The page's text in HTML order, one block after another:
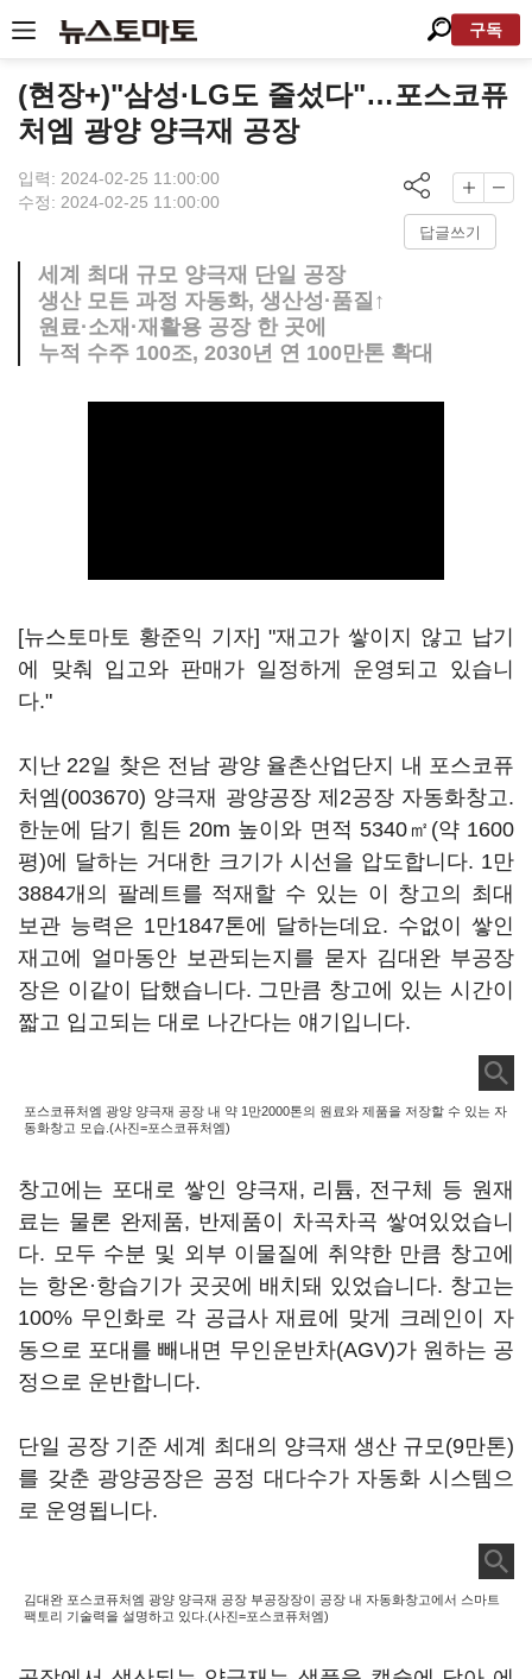
구독
(현장+)"삼성·LG도 줄섰다"…포스코퓨
처엠 광양 양극재 공장
입력: 2024-02-25 11:00:00
수정: 2024-02-25 11:00:00
답글쓰기
세계 최대 규모 양극재 단일 공장
생산 모든 과정 자동화, 생산성·품질↑
원료·소재·재활용 공장 한 곳에
누적 수주 100조, 2030년 연 100만톤 확대
[뉴스토마토 황준익 기자] "재고가 쌓이지 않고 납기
에 맞춰 입고와 판매가 일정하게 운영되고 있습니
다."
지난 22일 찾은 전남 광양 율촌산업단지 내 포스코퓨
처엠(003670) 양극재 광양공장 제2공장 자동화창고.
한눈에 담기 힘든 20m 높이와 면적 5340㎡(약 1600
평)에 달하는 거대한 크기가 시선을 압도합니다. 1만
3884개의 팔레트를 적재할 수 있는 이 창고의 최대
보관 능력은 1만1847톤에 달하는데요. 수없이 쌓인
재고에 얼마동안 보관되는지를 묻자 김대완 부공장
장은 이같이 답했습니다. 그만큼 창고에 있는 시간이
짧고 입고되는 대로 나간다는 얘기입니다.
포스코퓨처엠 광양 양극재 공장 내 약 1만2000톤의 원료와 제품을 저장할 수 있는 자
동화창고 모습.(사진=포스코퓨처엠)
창고에는 포대로 쌓인 양극재, 리튬, 전구체 등 원재
료는 물론 완제품, 반제품이 차곡차곡 쌓여있었습니
다. 모두 수분 및 외부 이물질에 취약한 만큼 창고에
는 항온·항습기가 곳곳에 배치돼 있었습니다. 창고는
100% 무인화로 각 공급사 재료에 맞게 크레인이 자
동으로 포대를 빼내면 무인운반차(AGV)가 원하는 공
정으로 운반합니다.
단일 공장 기준 세계 최대의 양극재 생산 규모(9만톤)
를 갖춘 광양공장은 공정 대다수가 자동화 시스템으
로 운영됩니다.
김대완 포스코퓨처엠 광양 양극재 공장 부공장장이 공장 내 자동화창고에서 스마트
팩토리 기술력을 설명하고 있다.(사진=포스코퓨처엠)